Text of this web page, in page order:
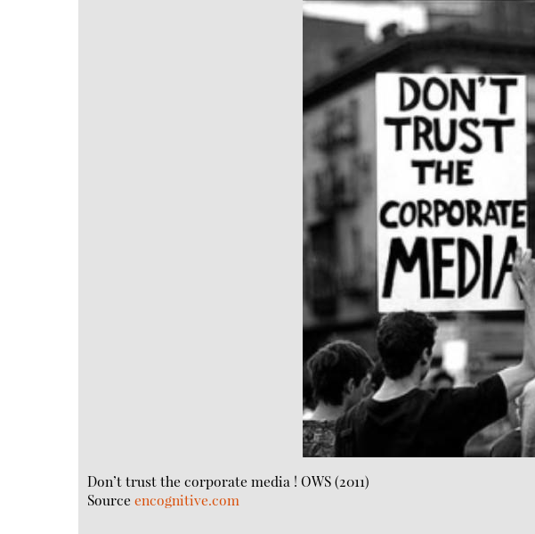
Don’t trust the corporate media ! OWS (2011)
Sourceencognitive.com